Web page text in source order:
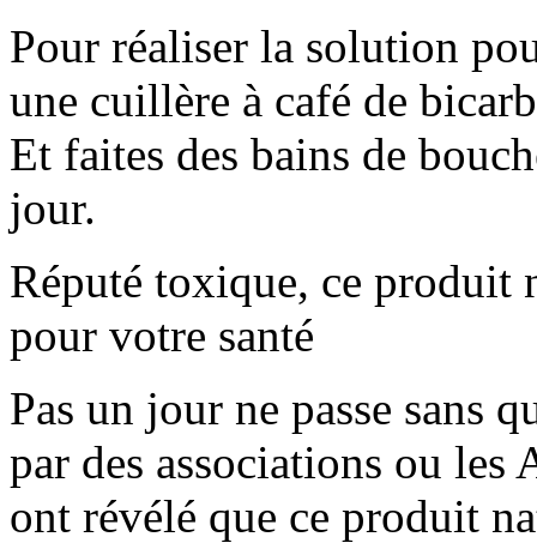
Pour réaliser la solution
une cuillère à café de
Et faites des bains de
jour.
Réputé toxique, ce produit
pour votre santé
Pas un jour ne passe sans
par des associations ou les
ont révélé que ce produit